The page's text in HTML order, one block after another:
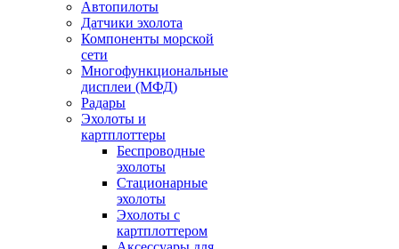
Автопилоты
Датчики эхолота
Компоненты морской
сети
Многофункциональные
дисплеи (МФД)
Радары
Эхолоты и
картплоттеры
Беспроводные
эхолоты
Стационарные
эхолоты
Эхолоты с
картплоттером